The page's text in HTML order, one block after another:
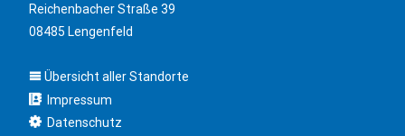
Reichenbacher Straße 39
08485 Lengenfeld
Übersicht aller Standorte
Impressum
Datenschutz